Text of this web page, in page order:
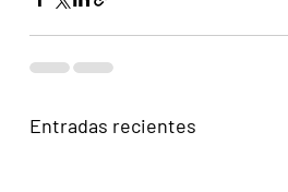
Entradas recientes